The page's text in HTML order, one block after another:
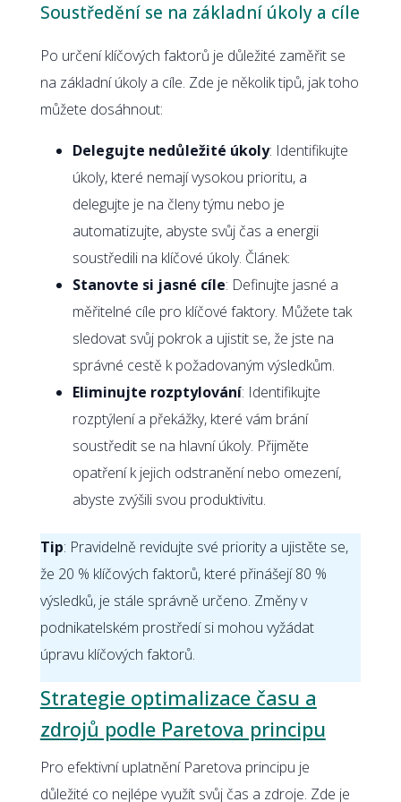
Soustředění se na základní úkoly a cíle
Po určení klíčových faktorů je důležité zaměřit se
na základní úkoly a cíle. Zde je několik tipů, jak toho
můžete dosáhnout:
Delegujte nedůležité úkoly: Identifikujte
úkoly, které nemají vysokou prioritu, a
delegujte je na členy týmu nebo je
automatizujte, abyste svůj čas a energii
soustředili na klíčové úkoly. Článek:
Stanovte si jasné cíle: Definujte jasné a
měřitelné cíle pro klíčové faktory. Můžete tak
sledovat svůj pokrok a ujistit se, že jste na
správné cestě k požadovaným výsledkům.
Eliminujte rozptylování: Identifikujte
rozptýlení a překážky, které vám brání
soustředit se na hlavní úkoly. Přijměte
opatření k jejich odstranění nebo omezení,
abyste zvýšili svou produktivitu.
Tip: Pravidelně revidujte své priority a ujistěte se,
že 20 % klíčových faktorů, které přinášejí 80 %
výsledků, je stále správně určeno. Změny v
podnikatelském prostředí si mohou vyžádat
úpravu klíčových faktorů.
Strategie optimalizace času a
zdrojů podle Paretova principu
Pro efektivní uplatnění Paretova principu je
důležité co nejlépe využít svůj čas a zdroje. Zde je